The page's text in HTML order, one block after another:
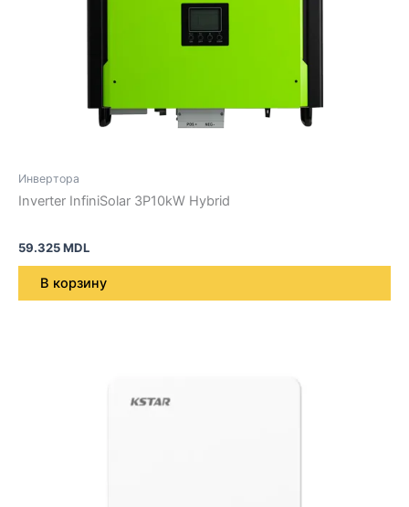
Инвертора
Inverter InfiniSolar 3P10kW Hybrid
59.325MDL
В корзину